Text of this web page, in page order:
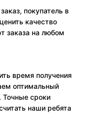
покупатель в
качество
заказа на любом
время получения
оптимальный
Точные сроки
наши ребята